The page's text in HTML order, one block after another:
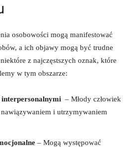
osobowości mogą manifestować
a ich objawy ⁢mogą być ​trudne
z najczęstszych oznak, ​które
w ⁤tym obszarze:
‌ – Młody człowiek
i utrzymywaniem
– Mogą ‌występować